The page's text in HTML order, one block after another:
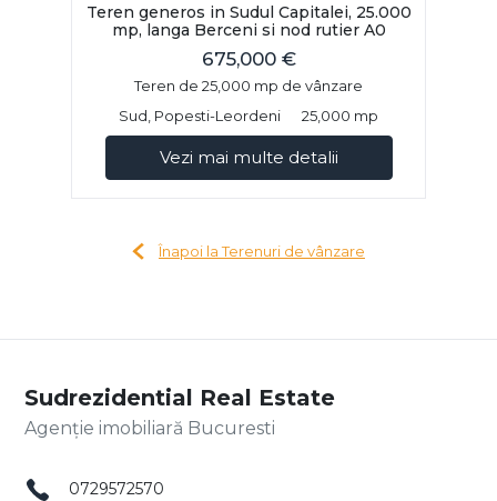
Teren generos in Sudul Capitalei, 25.000
mp, langa Berceni si nod rutier A0
675,000 €
Teren de 25,000 mp de vânzare
Sud, Popesti-Leordeni
25,000 mp
Vezi mai multe detalii
Înapoi la Terenuri de vânzare
Sudrezidential Real Estate
Agenție imobiliară Bucuresti
0729572570